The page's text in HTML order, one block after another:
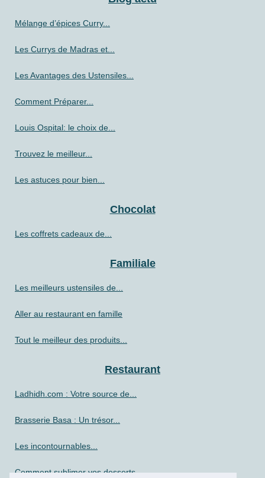
Mélange d’épices Curry...
Les Currys de Madras et...
Les Avantages des Ustensiles...
Comment Préparer...
Louis Ospital: le choix de...
Trouvez le meilleur...
Les astuces pour bien...
Chocolat
Les coffrets cadeaux de...
Familiale
Les meilleurs ustensiles de...
Aller au restaurant en famille
Tout le meilleur des produits...
Restaurant
Ladhidh.com : Votre source de...
Brasserie Basa : Un trésor...
Les incontournables...
Comment sublimer vos desserts...